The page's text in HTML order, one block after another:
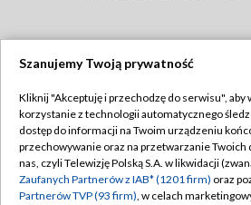
TVP
Abonament TVP
Emisja w TVP
Regulamin
Polityka
Szanujemy Twoją prywatność
Kliknij "Akceptuję i przechodzę do serwisu", aby
korzystanie z technologii automatycznego
dostęp do informacji na Twoim urządzeniu
przechowywanie oraz na przetwarzanie Twoich
nas, czyli Telewizję Polską S.A. w likwidacji
Zaufanych Partnerów z IAB* (1201 firm) oraz
Partnerów TVP (93 firm), w celach